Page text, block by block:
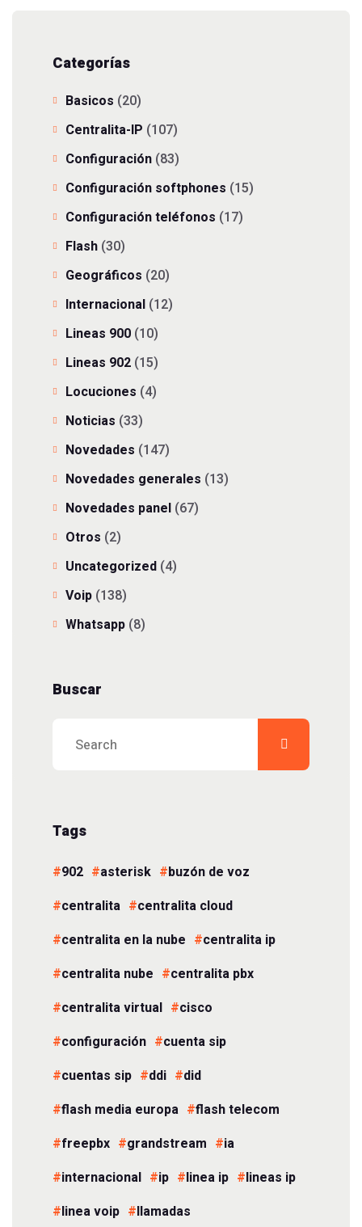
Categorías
Basicos (20)
Centralita-IP (107)
Configuración (83)
Configuración softphones (15)
Configuración teléfonos (17)
Flash (30)
Geográficos (20)
Internacional (12)
Lineas 900 (10)
Lineas 902 (15)
Locuciones (4)
Noticias (33)
Novedades (147)
Novedades generales (13)
Novedades panel (67)
Otros (2)
Uncategorized (4)
Voip (138)
Whatsapp (8)
Buscar
Tags
902 asterisk
buzón de voz
centralita
centralita cloud
centralita en la nube
centralita ip
centralita nube
centralita pbx
centralita virtual
cisco
configuración
cuenta sip
cuentas sip
ddi
did
flash media europa
flash telecom
freepbx
grandstream
ia
internacional
ip linea ip
lineas ip
linea voip
llamadas